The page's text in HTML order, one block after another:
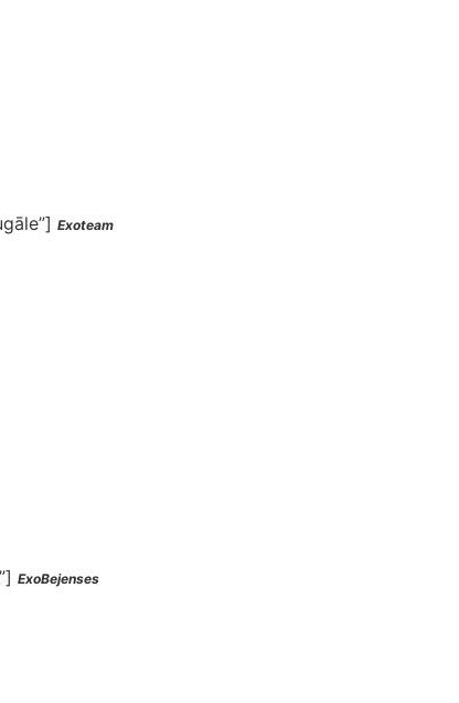
Exoteam
ExoBejenses